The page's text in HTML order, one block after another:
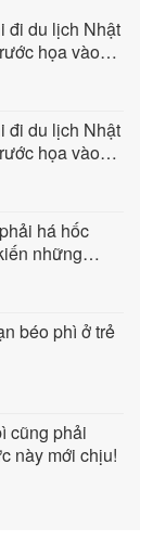
đi du lịch Nhật
họa vào
đi du lịch Nhật
họa vào
há hốc
những
từ tương
béo phì ở trẻ
cũng phải
này mới chịu!